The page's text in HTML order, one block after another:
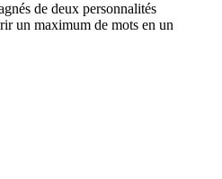
de deux personnalités
un maximum de mots en un